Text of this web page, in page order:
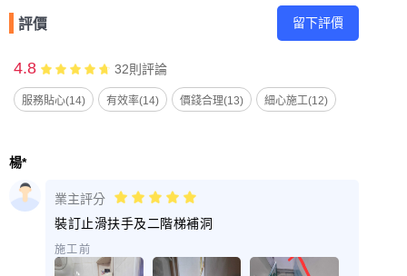
評價 留下評價
4.8 32則評論
服務貼心(14) 有效率(14) 價錢合理(13) 細心施工(12)
楊*
業主評分
裝訂止滑扶手及二階梯補洞
施工前